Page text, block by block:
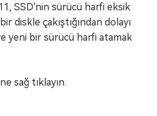
SSD'nin sürücü harfi eksik
diskle çakıştığından dolayı
yeni bir sürücü harfi atamak
sağ tıklayın.